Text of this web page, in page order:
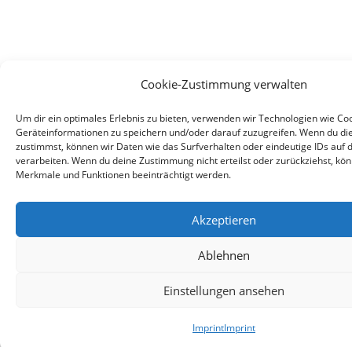
Cookie-Zustimmung verwalten
Um dir ein optimales Erlebnis zu bieten, verwenden wir Technologien wie
Geräteinformationen zu speichern und/oder darauf zuzugreifen. Wenn du
zustimmst, können wir Daten wie das Surfverhalten oder eindeutige IDs auf
verarbeiten. Wenn du deine Zustimmung nicht erteilst oder zurückziehst,
Merkmale und Funktionen beeinträchtigt werden.
Akzeptieren
Ablehnen
Einstellungen ansehen
ImprintImprint